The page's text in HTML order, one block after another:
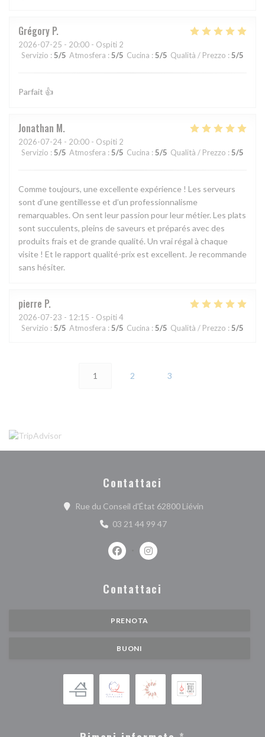
Grégory P
2026-07-25 - 20:00 - Ospiti 2
Servizio : 5/5 Atmosfera : 5/5 Cucina : 5/5 Qualità / Prezzo : 5/5
Parfait 👍
Jonathan M
2026-07-24 - 20:00 - Ospiti 2
Servizio : 5/5 Atmosfera : 5/5 Cucina : 5/5 Qualità / Prezzo : 5/5
Comme toujours, une excellente expérience ! Les serveurs
sont d’une gentillesse et d’un professionnalisme
remarquables. On sent leur passion pour leur métier. Les plats
sont succulents, pleins de saveurs et préparés avec des
produits frais et de grande qualité. Un vrai régal à chaque
visite ! Et le rapport qualité-prix est excellent. Je recommande
sans hésiter.
pierre P
2026-07-23 - 12:15 - Ospiti 4
Servizio : 5/5 Atmosfera : 5/5 Cucina : 5/5 Qualità / Prezzo : 5/5
1 2 3
Contattaci
Rue du Conseil d'État 62800 Liévin
03 21 44 99 47
Facebook ((apre una nuova finestra))
Instagram ((apre una nuova
Contattaci
PRENOTA
BUONI